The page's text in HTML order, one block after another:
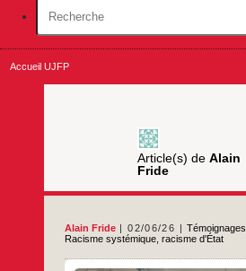
Accueil UJFP
Article(s) de Alain
Fride
Alain Fride 02/06/26 Témoignages
Racisme systémique, racisme d'État